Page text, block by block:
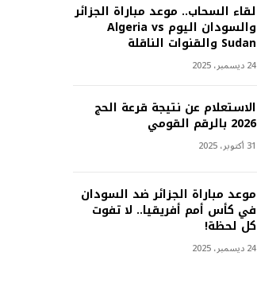
لقاء السحاب.. موعد مباراة الجزائر
والسودان اليوم Algeria vs
Sudan والقنوات الناقلة
24 ديسمبر، 2025
الاستعلام عن نتيجة قرعة الحج
2026 بالرقم القومي
31 أكتوبر، 2025
موعد مباراة الجزائر ضد السودان
في كأس أمم أفريقيا.. لا تفوت
كل لحظة!
24 ديسمبر، 2025